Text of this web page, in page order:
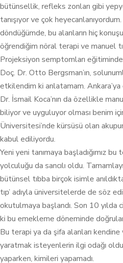
bütünsellik, refleks zonları gibi
tanışıyor ve çok
döndüğümde, bu alanların hiç
öğrendiğim nöral terapi ve manuel
Projeksiyon semptomları eğitiminde
Doç. Dr. Otto Bergsman’ın,
etkilendim ki anlatamam.
Dr. İsmail Koca’nın da özellikle
biliyor ve uyguluyor olması benim
Üniversitesi’nde kürsüsü olan
kabul ediliyordu.
Yeni yeni tanımaya başladığımız
yolculuğu da sancılı oldu.
bütünsel tıbba birçok isimle
tıp’ adıyla üniversitelerde de söz
okutulmaya başlandı. Son 10 yılda
ki bu emekleme döneminde doğrular
Bu terapi ya da şifa alanları
yaratmak isteyenlerin ilgi odağı
yaparken, kimileri yapamadı.